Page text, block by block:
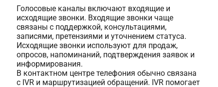
Голосовые каналы включают входящие и
исходящие звонки. Входящие звонки чаще
связаны с поддержкой, консультациями,
записями, претензиями и уточнением статуса.
Исходящие звонки используют для продаж,
опросов, напоминаний, подтверждения заявок и
информирования.
В контактном центре телефония обычно связана
с IVR и маршрутизацией обращений. IVR помогает